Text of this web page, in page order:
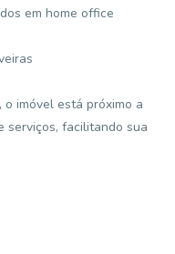
em home office
imóvel está próximo a
serviços, facilitando sua